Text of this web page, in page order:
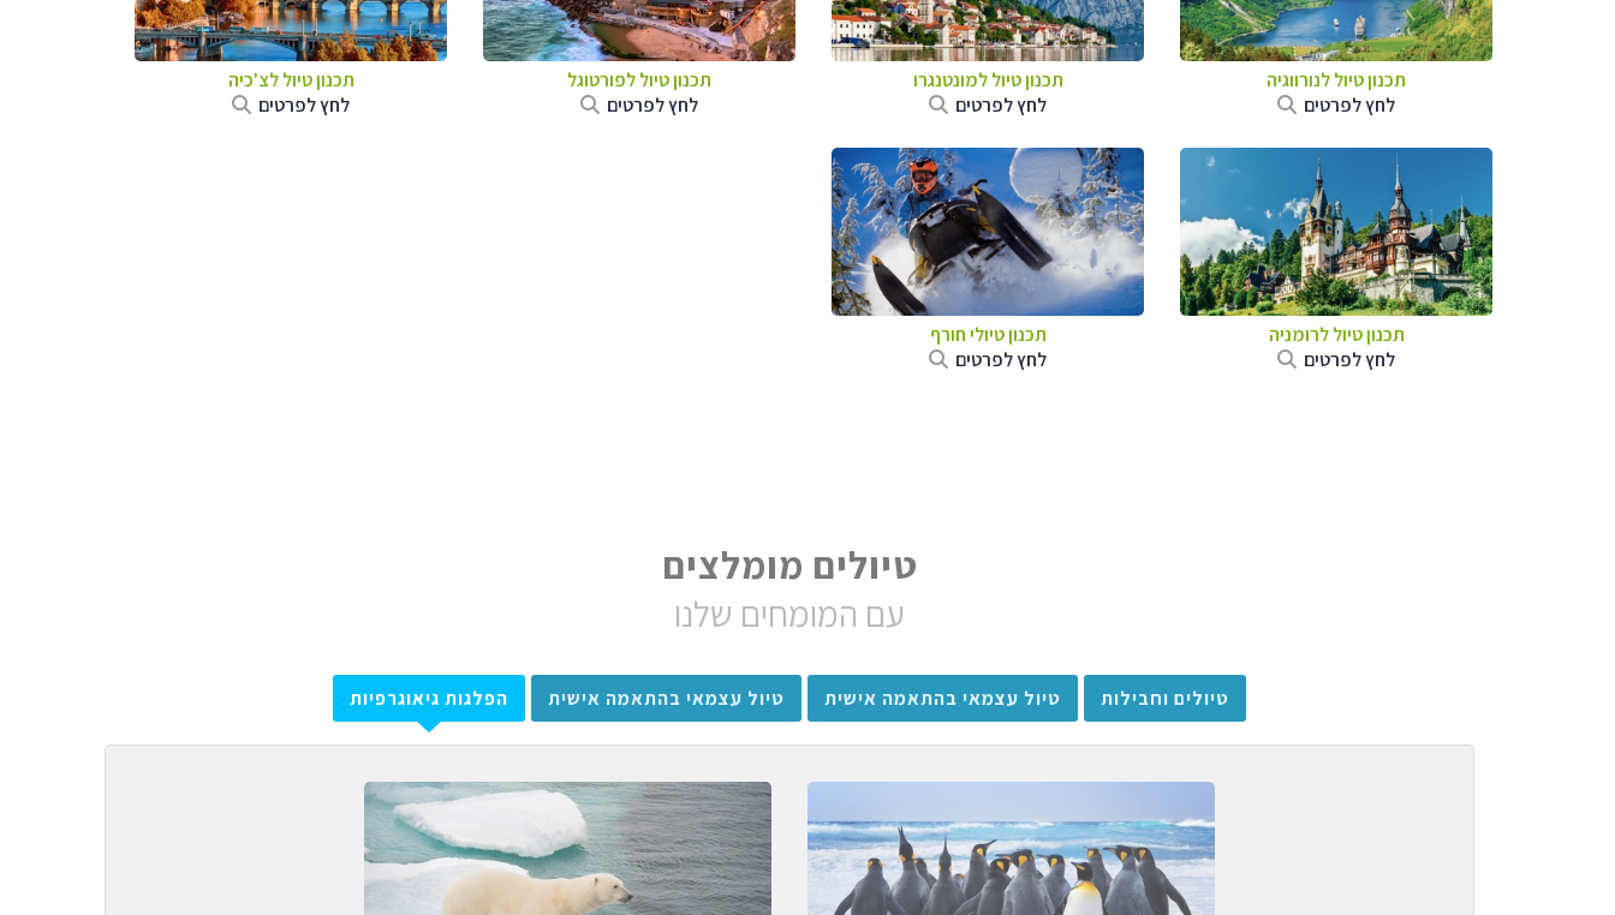
תכנון טיול לנורווגיה
לחץ לפרטים
תכנון טיול למונטנגרו
לחץ לפרטים
תכנון טיול לפורטוגל
לחץ לפרטים
תכנון טיול לצ'כיה
לחץ לפרטים
תכנון טיול לרומניה
לחץ לפרטים
תכנון טיולי חורף
לחץ לפרטים
טיולים מומלצים
עם המומחים שלנו
טיולים וחבילות טיול עצמאי בהתאמה אישית טיול עצמאי בהתאמה אישית הפלגות גיאוגרפיות